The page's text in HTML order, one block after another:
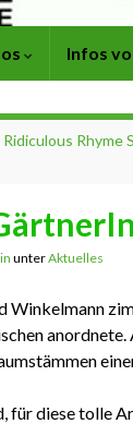
Infos
Rhyme
unterAktuelles
Winkelmann
für diese tolle